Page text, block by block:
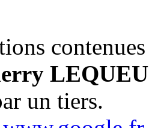
LEQUEU
un tiers.